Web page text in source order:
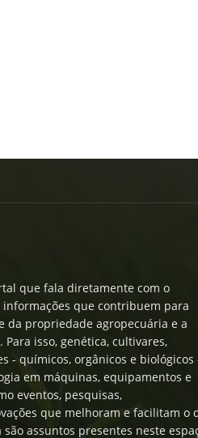
que fala diretamente com o
que contribuem para
da propriedade agropecuária e a
isso, genética, cultivares,
- químicos, orgânicos e biológicos
em máquinas, equipamentos e
eventos, pesquisas,
que melhoram e facilitam o
assuntos presentes neste